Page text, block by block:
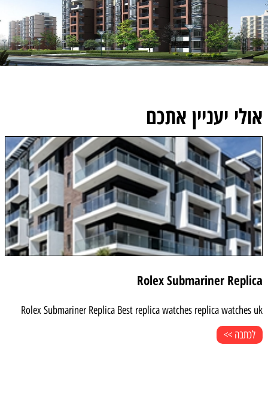
אולי יעניין אתכם
Rolex Submariner Replica
Rolex Submariner Replica Best replica watches replica watches uk
לכתבה >>